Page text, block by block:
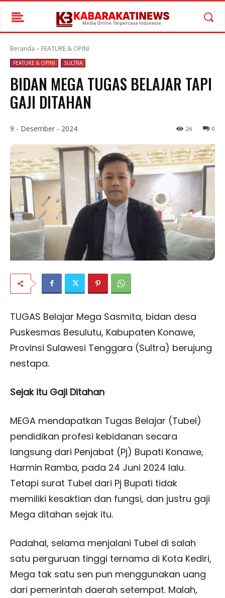
Beranda FEATURE & OPINI
FEATURE & OPINI SULTRA
BIDAN MEGA TUGAS BELAJAR TAPI
GAJI DITAHAN
9 - Desember - 2024 0
26
TUGAS Belajar Mega Sasmita, bidan desa
Puskesmas Besulutu, Kabupaten Konawe,
Provinsi Sulawesi Tenggara (Sultra) berujung
nestapa.
Sejak itu Gaji Ditahan
MEGA mendapatkan Tugas Belajar (Tubel)
pendidikan profesi kebidanan secara
langsung dari Penjabat (Pj) Bupati Konawe,
Harmin Ramba, pada 24 Juni 2024 lalu.
Tetapi surat Tubel dari Pj Bupati tidak
memiliki kesaktian dan fungsi, dan justru gaji
Mega ditahan sejak itu.
Padahal, selama menjalani Tubel di salah
satu perguruan tinggi ternama di Kota Kediri,
Mega tak satu sen pun menggunakan uang
dari pemerintah daerah setempat. Malah,